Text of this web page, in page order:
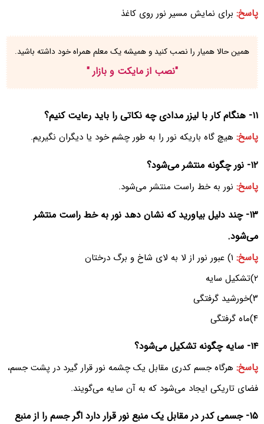
پاسخ: برای نمایش مسیر نور روی کاغذ
همین حالا همیار را نصب کنید و همیشه یک معلم همراه خود داشته باشید.
"نصب از مایکت و بازار "
۱۱- هنگام کار با لیزر مدادی چه نکاتی را باید رعایت کنیم؟
پاسخ: هیچ گاه باریکه نور را به طور چشم خود یا دیگران نگیریم.
۱۲- نور چگونه منتشر می‌شود؟
پاسخ: نور به خط راست منتشر می‌شود.
۱۳- چند دلیل بیاورید که نشان دهد نور به خط راست منتشر
می‌شود.
پاسخ: ۱) عبور نور از لا به لای شاخ و برگ درختان
۲)تشکیل سایه
۳)خورشید گرفتگی
۴)ماه گرفتگی
۱۴- سایه چگونه تشکیل می‌شود؟
پاسخ: هرگاه جسم کدری مقابل یک چشمه نور قرار گیرد در پشت جسم،
فضای تاریکی ایجاد می‌شود که به آن سایه می‌گویند.
۱۵- جسمی کدر در مقابل یک منبع نور قرار دارد اگر جسم را از منبع